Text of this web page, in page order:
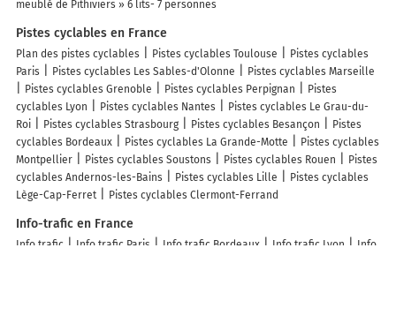
meublé de Pithiviers » 6 lits- 7 personnes
Pistes cyclables en France
Plan des pistes cyclables Pistes cyclables Toulouse
Pistes cyclables
Paris
Pistes cyclables Les Sables-d'Olonne
Pistes cyclables Marseille
Pistes cyclables Grenoble
Pistes cyclables Perpignan
Pistes
cyclables Lyon
Pistes cyclables Nantes
Pistes cyclables Le Grau-du-
Roi
Pistes cyclables Strasbourg Pistes cyclables Besançon
Pistes
cyclables Bordeaux
Pistes cyclables La Grande-Motte
Pistes cyclables
Montpellier
Pistes cyclables Soustons Pistes cyclables Rouen
Pistes
cyclables Andernos-les-Bains
Pistes cyclables Lille
Pistes cyclables
Lège-Cap-Ferret
Pistes cyclables Clermont-Ferrand
Info-trafic en France
Info trafic Info trafic Paris Info trafic Bordeaux Info trafic Lyon
Info